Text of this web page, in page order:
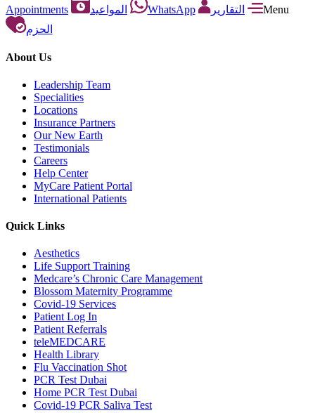
Appointments المواعيد WhatsApp التقارير
Menu
الحزم
About Us
Leadership Team
Specialities
Locations
Insurance Partners
Our New Earth
Testimonials
Careers
Help Center
MyCare Patient Portal
International Patients
Quick Links
Aesthetics
Life Support Training
Medcare’s Chronic Care Management
Blossom Maternity Programme
Covid-19 Services
Patient Log In
Patient Referrals
teleMEDCARE
Health Library
Flu Vaccination Shot
PCR Test Dubai
Home PCR Test Dubai
Covid-19 PCR Saliva Test